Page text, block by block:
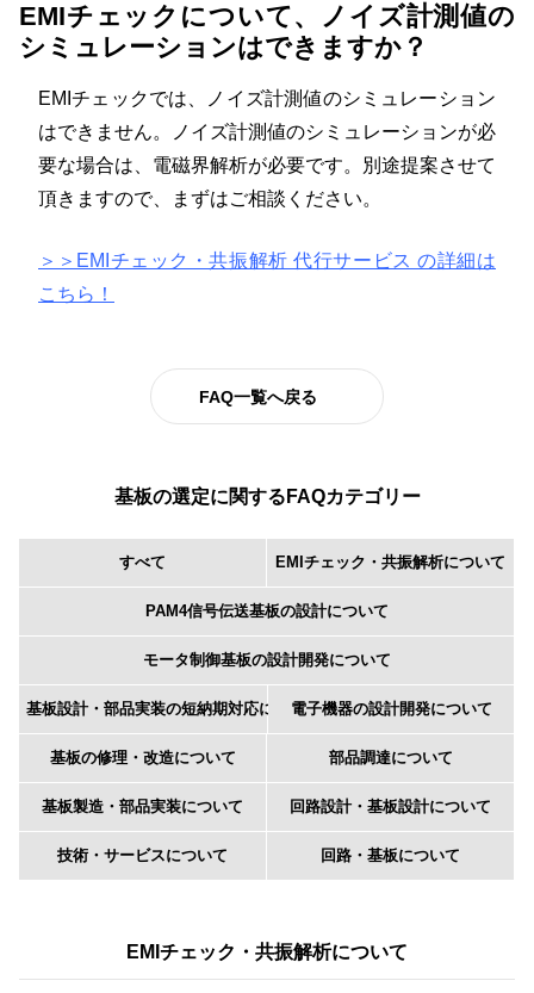
EMIチェックについて、ノイズ計測値の
シミュレーションはできますか？
EMIチェックでは、ノイズ計測値のシミュレーション
はできません。ノイズ計測値のシミュレーションが必
要な場合は、電磁界解析が必要です。別途提案させて
頂きますので、まずはご相談ください。
＞＞EMIチェック・共振解析 代行サービス の詳細は
こちら！
FAQ一覧へ戻る
基板の選定に関するFAQカテゴリー
すべて EMIチェック・共振解析について
PAM4信号伝送基板の設計について
モータ制御基板の設計開発について
基板設計・部品実装の短納期対応について電子機器の設計開発について
基板の修理・改造について 部品調達について
基板製造・部品実装について 回路設計・基板設計について
技術・サービスについて 回路・基板について
EMIチェック・共振解析について